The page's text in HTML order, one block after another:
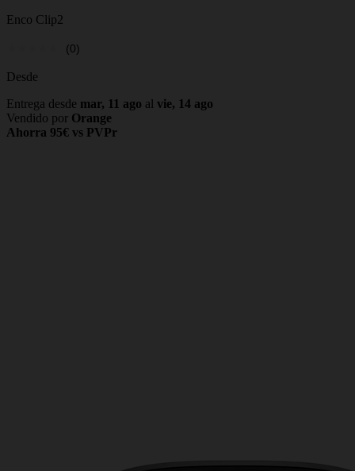
Enco Clip2
(0)
Desde
Entrega desde mar, 11 ago al vie, 14 ago
Vendido por Orange
Ahorra 95€ vs PVPr